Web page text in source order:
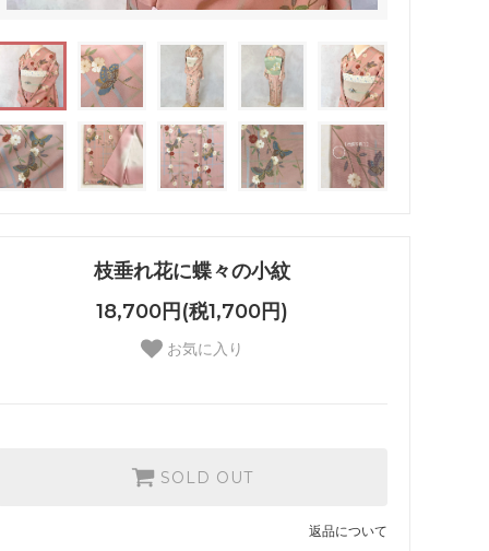
枝垂れ花に蝶々の小紋
18,700円(税1,700円)
お気に入り
SOLD OUT
返品について